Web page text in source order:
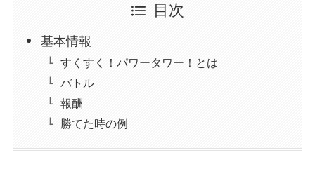
目次
基本情報
すくすく！パワータワー！とは
バトル
報酬
勝てた時の例